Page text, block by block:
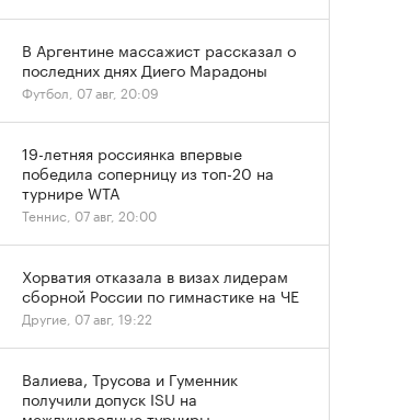
В Аргентине массажист рассказал о
последних днях Диего Марадоны
Футбол, 07 авг, 20:09
19-летняя россиянка впервые
победила соперницу из топ-20 на
турнире WTA
Теннис, 07 авг, 20:00
Хорватия отказала в визах лидерам
сборной России по гимнастике на ЧЕ
Другие, 07 авг, 19:22
Валиева, Трусова и Гуменник
получили допуск ISU на